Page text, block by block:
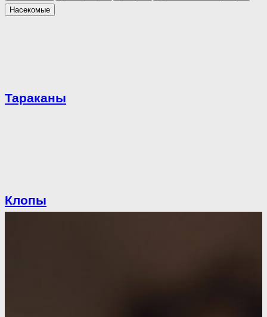
Насекомые
Тараканы
Клопы